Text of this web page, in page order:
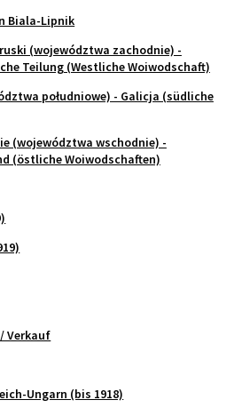
Biala-Lipnik
(województwa zachodnie) -
Teilung (Westliche Woiwodschaft)
południowe) - Galicja (südliche
(województwa wschodnie) -
(östliche Woiwodschaften)
Verkauf
Ungarn (bis 1918)